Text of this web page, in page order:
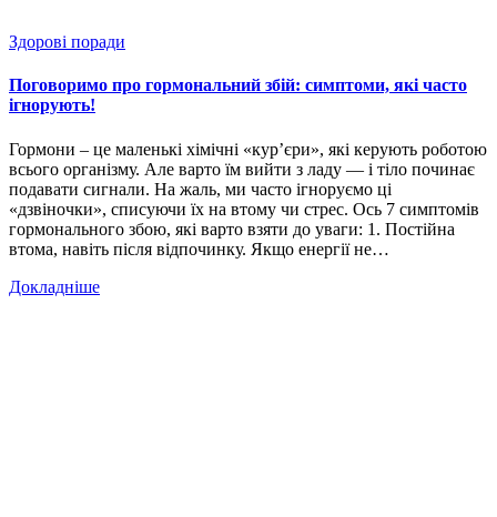
Здорові поради
Поговоримо про гормональний збій: симптоми, які часто
ігнорують!
Гормони – це маленькі хімічні «курʼєри», які керують роботою
всього організму. Але варто їм вийти з ладу — і тіло починає
подавати сигнали. На жаль, ми часто ігноруємо ці
«дзвіночки», списуючи їх на втому чи стрес. Ось 7 симптомів
гормонального збою, які варто взяти до уваги: 1. Постійна
втома, навіть після відпочинку. Якщо енергії не…
Докладніше